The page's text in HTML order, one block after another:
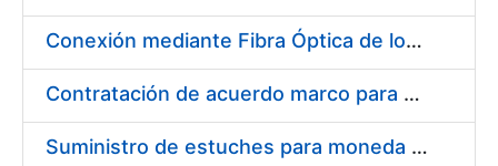
Conexión mediante Fibra Óptica de los Centros de Proceso de Datos (CPDs) de las sedes de la FNMT-RCM de Burgos y Madrid
Contratación de acuerdo marco para el Suministro de Material de Electricidad para la Fábrica Nacional de Moneda y Timbre-Real Casa de la Moneda en su centro de trabajo de Burgos
Suministro de estuches para moneda de 30 €